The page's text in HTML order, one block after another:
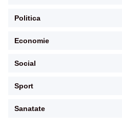
Politica
Economie
Social
Sport
Sanatate